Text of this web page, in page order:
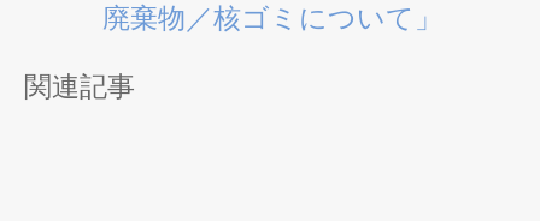
廃棄物／核ゴミについて」
関連記事